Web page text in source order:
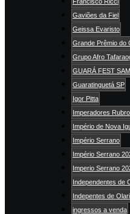
Gaviões da Fiel
Geissa Evaristo
Grande Prêmio do
Grupo Afro
GUARÁ FEST
Guaratinguetá SP
Igor Pitta
Imperadores
Império de Nova
Império Serrano
Império Serrano
Imperio Serrano
Independentes de
Indepentes de
ingressos a venda